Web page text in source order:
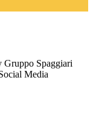
Gruppo Spaggiari
Media